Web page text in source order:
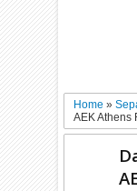
Home»
AEK Athens